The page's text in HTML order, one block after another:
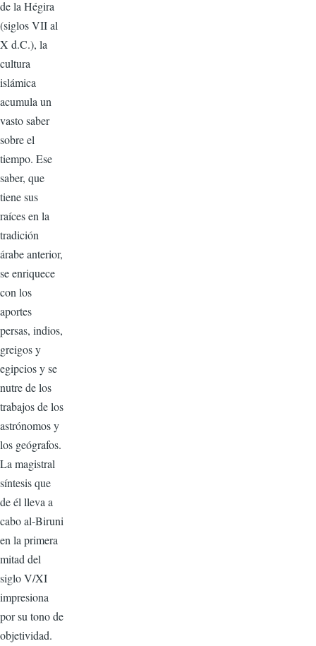
de la Hégira
(siglos VII al
X d.C.), la
cultura
islámica
acumula un
vasto saber
sobre el
tiempo. Ese
saber, que
tiene sus
raíces en la
tradición
árabe anterior,
se enriquece
con los
aportes
persas, indios,
greigos y
egipcios y se
nutre de los
trabajos de los
astrónomos y
los geógrafos.
La magistral
síntesis que
de él lleva a
cabo al-Biruni
en la primera
mitad del
siglo V/XI
impresiona
por su tono de
objetividad.